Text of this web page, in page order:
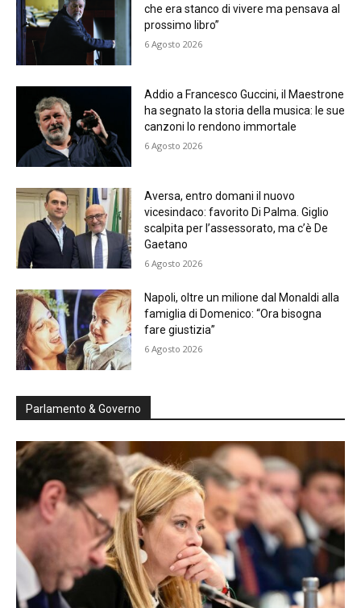
che era stanco di vivere ma pensava al
prossimo libro”
6 Agosto 2026
Addio a Francesco Guccini, il Maestrone
ha segnato la storia della musica: le sue
canzoni lo rendono immortale
6 Agosto 2026
Aversa, entro domani il nuovo
vicesindaco: favorito Di Palma. Giglio
scalpita per l’assessorato, ma c’è De
Gaetano
6 Agosto 2026
Napoli, oltre un milione dal Monaldi alla
famiglia di Domenico: “Ora bisogna
fare giustizia”
6 Agosto 2026
Parlamento & Governo